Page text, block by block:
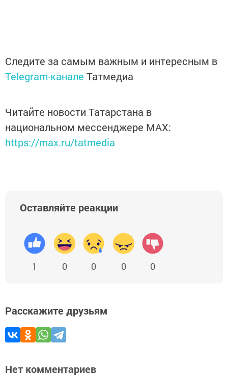
Следите за самым важным и интересным в
Telegram-канале Татмедиа
Читайте новости Татарстана в
национальном мессенджере MАХ:
https://max.ru/tatmedia
Оставляйте реакции
1 0 0 0 0
Расскажите друзьям
Нет комментариев